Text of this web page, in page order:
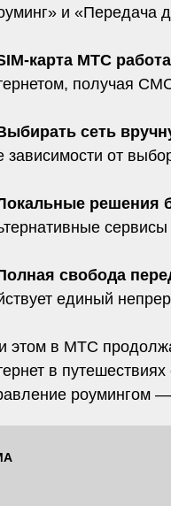
и «Передача
карта МТС
получая
сеть
зависимости от
решения
свобода
единый
этом в МТС
в путешествиях
роумингом